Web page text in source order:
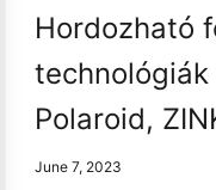
Hordozható
Polaroid,
June 7, 2023